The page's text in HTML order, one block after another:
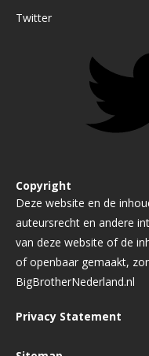
Twitter
Copyright
Deze website en de
auteursrecht en andere
van deze website of de
of openbaar gemaakt,
BigBrotherNederland.nl
Privacy Statement